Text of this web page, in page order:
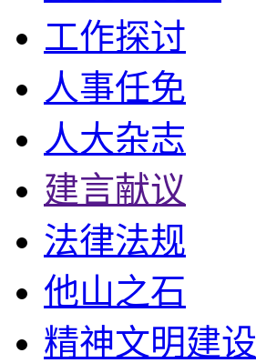
工作探讨
人事任免
人大杂志
建言献议
法律法规
他山之石
精神文明建设